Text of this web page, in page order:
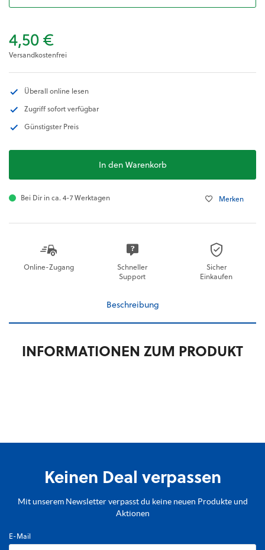
4,50 €
Versandkostenfrei
Überall online lesen
Zugriff sofort verfügbar
Günstigster Preis
In den Warenkorb
Bei Dir in ca. 4-7 Werktagen Merken
Online-Zugang
Schneller
Support
Sicher
Einkaufen
Beschreibung
INFORMATIONEN ZUM PRODUKT
Keinen Deal verpassen
Mit unserem Newsletter verpasst du keine neuen Produkte und
Aktionen
E-Mail